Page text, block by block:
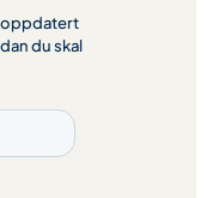
oppdatert
du skal